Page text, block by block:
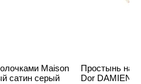
Maison
сатин серый
Простынь на
Dor DAMIEN